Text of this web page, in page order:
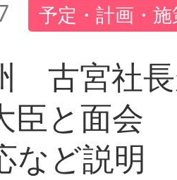
予定・計画・
古宮社
臣と面会
など説明